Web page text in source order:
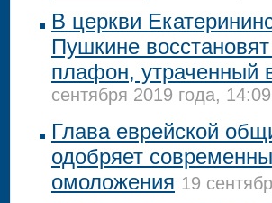
В церкви
Пушкине
плафон, утраченный
сентября 2019 года, 14:09
Глава еврейской
одобряет
омоложения 19